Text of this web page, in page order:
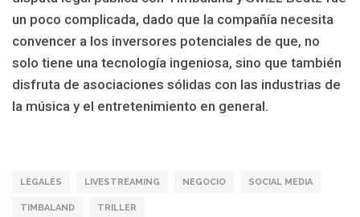
un poco complicada, dado que la compañía necesita
convencer a los inversores potenciales de que, no
solo tiene una tecnología ingeniosa, sino que también
disfruta de asociaciones sólidas con las industrias de
la música y el entretenimiento en general.
LEGALES LIVESTREAMING NEGOCIO SOCIAL MEDIA
TIMBALAND TRILLER